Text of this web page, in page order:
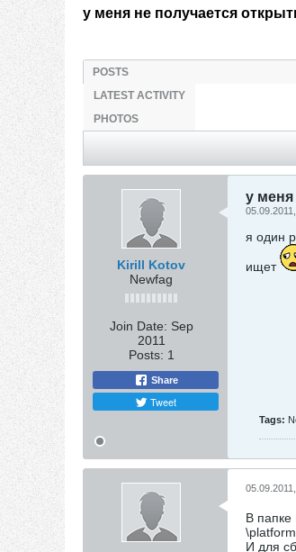
у меня не получается
POSTS
LATEST ACTIVITY
PHOTOS
Kirill Kotov
Newfag
Join Date: Sep
2011
Posts: 1
Share
Tweet
у
я один
ищет
Tags:
В папке
И для